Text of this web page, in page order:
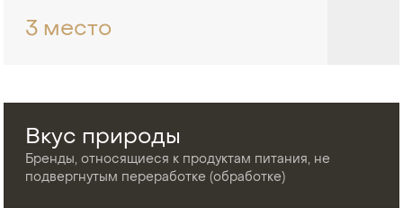
3 место
Вкус природы
Бренды, относящиеся к продуктам питания, не
подвергнутым переработке (обработке)